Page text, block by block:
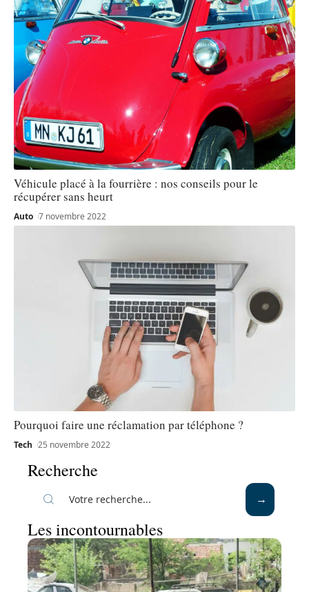
Véhicule placé à la fourrière : nos conseils pour le
récupérer sans heurt
Auto 7 novembre 2022
Pourquoi faire une réclamation par téléphone ?
Tech 25 novembre 2022
Recherche
Les incontournables